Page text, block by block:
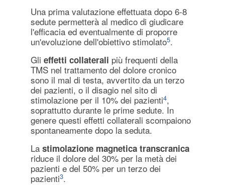
Una prima valutazione effettuata dopo 6-8
sedute permetterà al medico di giudicare
l'efficacia ed eventualmente di proporre
un'evoluzione dell'obiettivo stimolato5.
Glieffetti collaterali più frequenti della
TMS nel trattamento del dolore cronico
sono il mal di testa, avvertito da un terzo
dei pazienti, o il disagio nel sito di
stimolazione per il 10% dei pazienti4,
soprattutto durante le prime sedute. In
genere questi effetti collaterali scompaiono
spontaneamente dopo la seduta.
Lastimolazione magnetica transcranica
riduce il dolore del 30% per la metà dei
pazienti e del 50% per un terzo dei
pazienti3.